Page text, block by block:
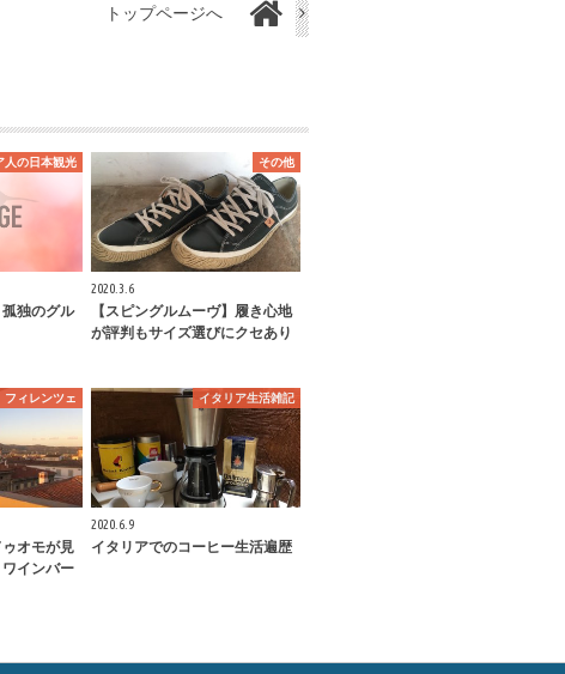
トップページへ
人の日本観光
独のグル
その他
2020.3.6
【スピングルムーヴ】履き心地
が評判もサイズ選びにクセあり
フィレンツェ
ゥオモが見
インバー
イタリア生活雑記
2020.6.9
イタリアでのコーヒー生活遍歴